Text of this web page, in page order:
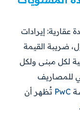
إيرادات
ضريبة القيمة
لكل مبنى ولكل
للمصاريف
PwC تُظهر أن
.